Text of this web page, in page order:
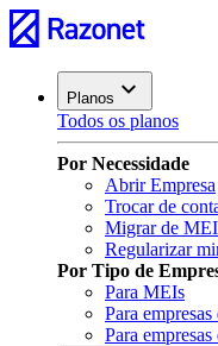
Planos
Todos os planos
Por Necessidade
Abrir Empresa
Trocar de
Migrar de
Regularizar
Por Tipo de
Para MEIs
Para
Para